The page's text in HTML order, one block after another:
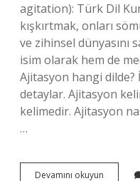
agitation): Türk Dil
kışkırtmak, onları
ve zihinsel dünyasını
isim olarak hem de
Ajitasyon hangi
detaylar. Ajitasyon
kelimedir. Ajitasyon
…
Devamını okuyun